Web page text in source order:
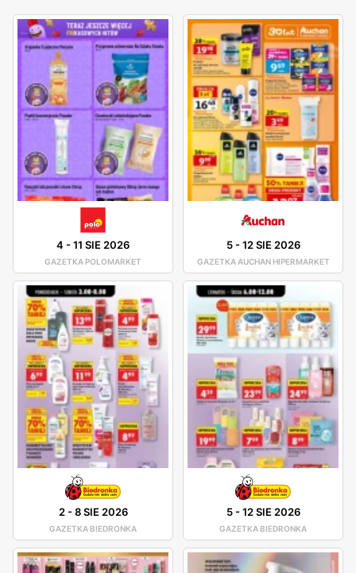
4 -11 SIE 2026
GAZETKA POLOMARKET
5-12 SIE 2026
GAZETKA AUCHAN HIPERMARKET
2-8 SIE 2026
GAZETKA BIEDRONKA
5-12 SIE 2026
GAZETKA BIEDRONKA